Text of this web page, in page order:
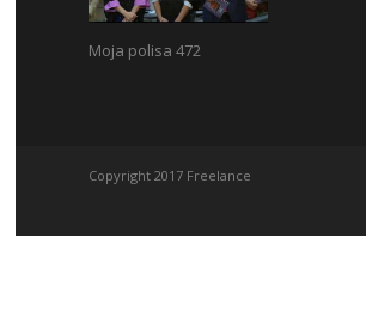
Moja polisa 472
Copyright 2017 Freelance